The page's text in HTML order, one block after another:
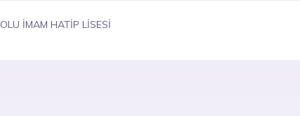
İMAM HATİP LİSESİ